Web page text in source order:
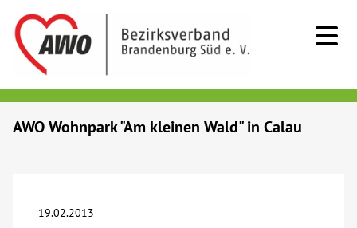
AWO Wohnpark "Am kleinen Wald" in Calau
19.02.2013